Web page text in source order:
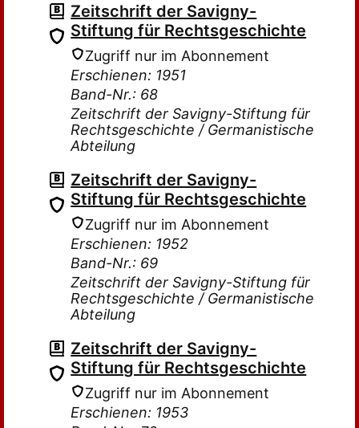
Zeitschrift der Savigny-
Stiftung für Rechtsgeschichte
Zugriff nur im Abonnement
Erschienen: 1951
Band-Nr.: 68
Zeitschrift der Savigny-Stiftung für
Rechtsgeschichte / Germanistische
Abteilung
Zeitschrift der Savigny-
Stiftung für Rechtsgeschichte
Zugriff nur im Abonnement
Erschienen: 1952
Band-Nr.: 69
Zeitschrift der Savigny-Stiftung für
Rechtsgeschichte / Germanistische
Abteilung
Zeitschrift der Savigny-
Stiftung für Rechtsgeschichte
Zugriff nur im Abonnement
Erschienen: 1953